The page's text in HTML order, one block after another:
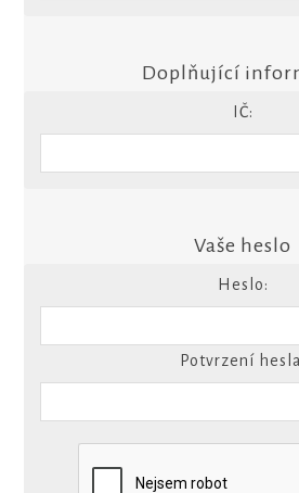
Doplňující
IČ:
Vaše heslo
Heslo:
Potvrzení